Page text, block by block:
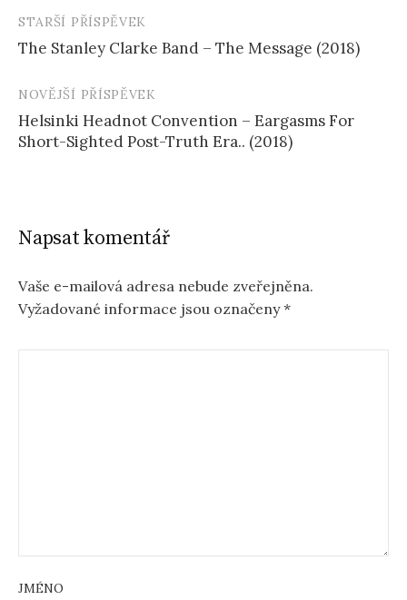
Navigace
příspěvku
STARŠÍ PŘÍSPĚVEK
The Stanley Clarke Band – The Message (2018)
NOVĚJŠÍ PŘÍSPĚVEK
Helsinki Headnot Convention – Eargasms For
Short-Sighted Post-Truth Era.. (2018)
Napsat komentář
Vaše e-mailová adresa nebude zveřejněna.
Vyžadované informace jsou označeny*
JMÉNO